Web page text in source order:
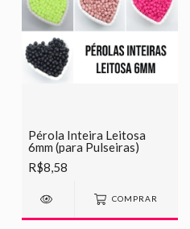
Pérola Inteira Leitosa
6mm (para Pulseiras)
R$8,58
COMPRAR